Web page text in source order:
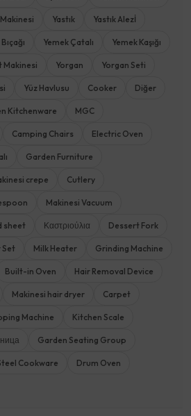
Yastık Yastık Alezİ
Yemek Çatalı Yemek Kaşığı
Makinesi Yorgan Yorgan Seti
Yüz Havlusu Cooker Diğer
Kitchenware MGC
Camping Chairs Electric Oven
Garden Furniture
crepe Cutlery
Makinesi Vacuum
sheet Καστριούλια Dessert Fork
Set Milk Heater Grinding Machine
Built-in Oven Hair Removal Device
Makinesi hair dryer Carpet
Machine Kitchen Scale
Garden Seating Group
Cookware Drum Oven